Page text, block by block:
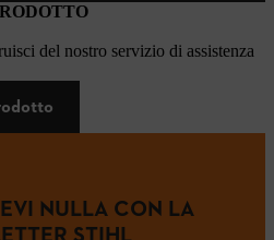
del nostro servizio di assistenza
NULLA CON LA
STIHL